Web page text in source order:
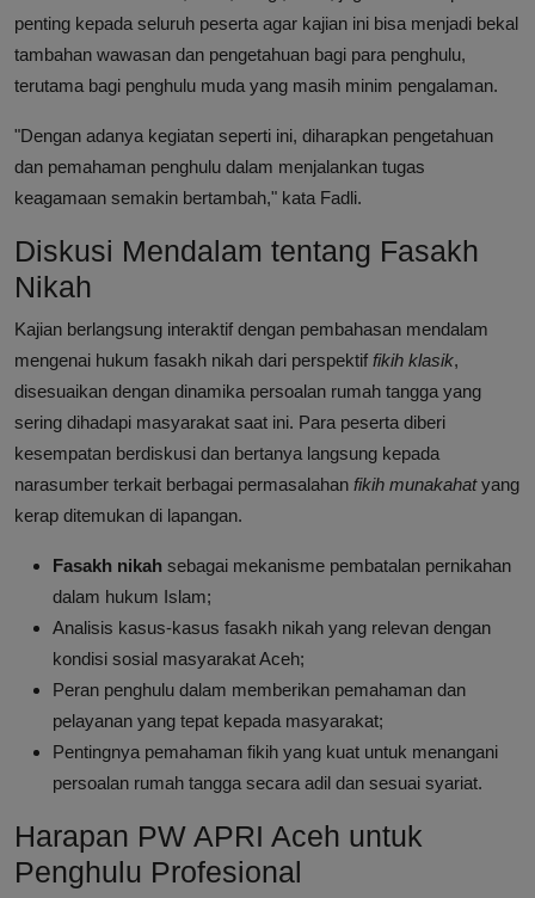
penting kepada seluruh peserta agar kajian ini bisa menjadi bekal
tambahan wawasan dan pengetahuan bagi para penghulu,
terutama bagi penghulu muda yang masih minim pengalaman.
"Dengan adanya kegiatan seperti ini, diharapkan pengetahuan
dan pemahaman penghulu dalam menjalankan tugas
keagamaan semakin bertambah," kata Fadli.
Diskusi Mendalam tentang Fasakh
Nikah
Kajian berlangsung interaktif dengan pembahasan mendalam
mengenai hukum fasakh nikah dari perspektif fikih klasik,
disesuaikan dengan dinamika persoalan rumah tangga yang
sering dihadapi masyarakat saat ini. Para peserta diberi
kesempatan berdiskusi dan bertanya langsung kepada
narasumber terkait berbagai permasalahan fikih munakahatyang
kerap ditemukan di lapangan.
Fasakh nikah sebagai mekanisme pembatalan pernikahan
dalam hukum Islam;
Analisis kasus-kasus fasakh nikah yang relevan dengan
kondisi sosial masyarakat Aceh;
Peran penghulu dalam memberikan pemahaman dan
pelayanan yang tepat kepada masyarakat;
Pentingnya pemahaman fikih yang kuat untuk menangani
persoalan rumah tangga secara adil dan sesuai syariat.
Harapan PW APRI Aceh untuk
Penghulu Profesional